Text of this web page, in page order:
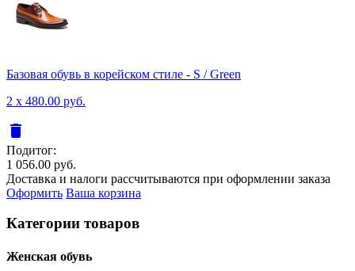
Базовая обувь в корейском стиле - S / Green
2 x 480.00 руб.
delete
Подитог:
1 056.00 руб.
Доставка и налоги рассчитываются при оформлении заказа
Оформить Ваша корзина
Категории товаров
Женcкая обувь